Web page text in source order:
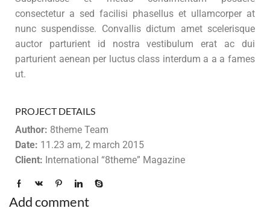
consectetur a sed facilisi phasellus et ullamcorper at
nunc suspendisse. Convallis dictum amet scelerisque
auctor parturient id nostra vestibulum erat ac dui
parturient aenean per luctus class interdum a a a fames
ut.
PROJECT DETAILS
Author: 8theme Team
Date: 11.23 am, 2 march 2015
Client: International “8theme” Magazine
Add comment